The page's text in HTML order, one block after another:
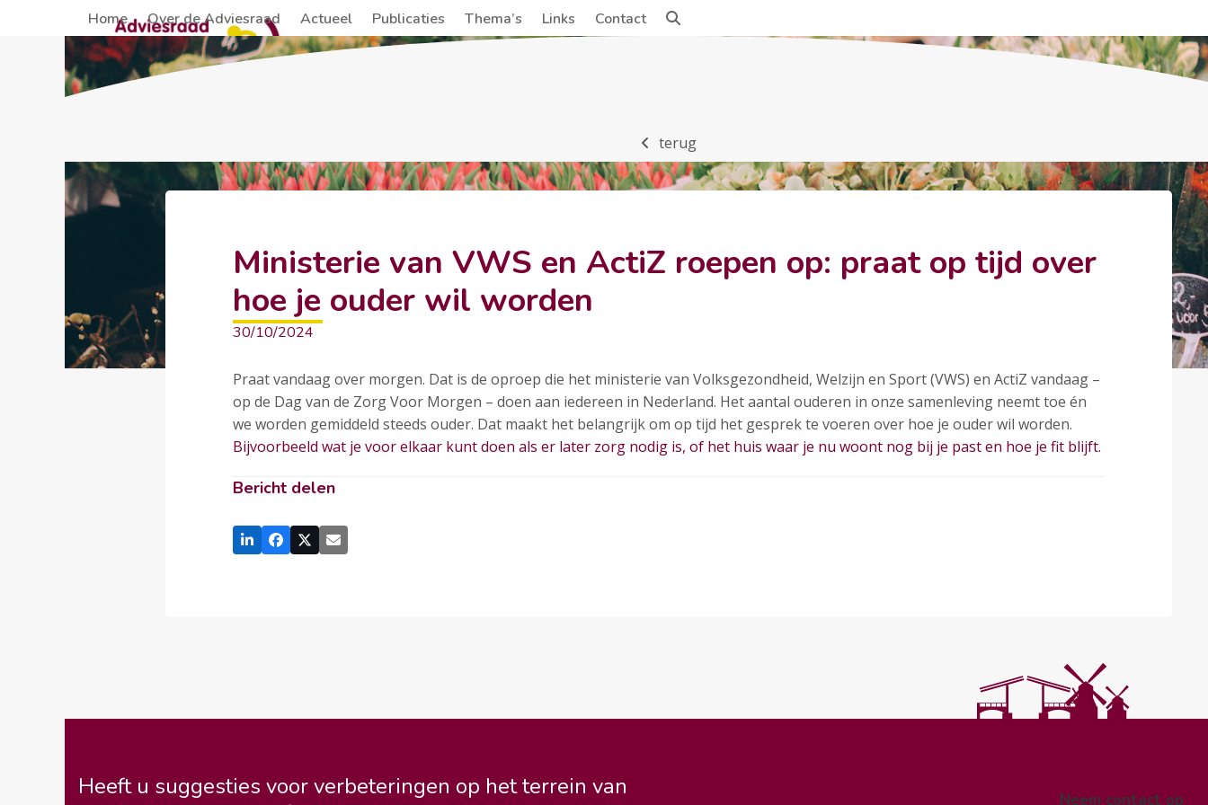
Home Over de Adviesraad Actueel Publicaties Thema’s Links Contact
terug
Ministerie van VWS en ActiZ roepen op: praat op tijd over
hoe je ouder wil worden
30/10/2024
Praat vandaag over morgen. Dat is de oproep die het ministerie van Volksgezondheid, Welzijn en Sport (VWS) en ActiZ vandaag –
op de Dag van de Zorg Voor Morgen – doen aan iedereen in Nederland. Het aantal ouderen in onze samenleving neemt toe én
we worden gemiddeld steeds ouder. Dat maakt het belangrijk om op tijd het gesprek te voeren over hoe je ouder wil worden.
Bijvoorbeeld wat je voor elkaar kunt doen als er later zorg nodig is, of het huis waar je nu woont nog bij je past en hoe je fit blijft.
Bericht delen
Heeft u suggesties voor verbeteringen op het terrein van
Neem contact op